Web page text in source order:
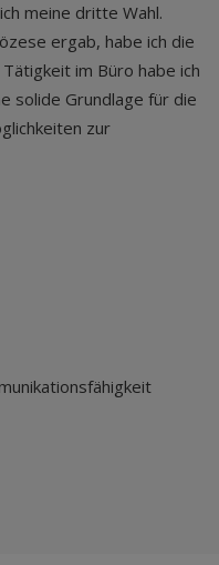
meine dritte Wahl.
ergab, habe ich die
im Büro habe ich
solide Grundlage für die
zur